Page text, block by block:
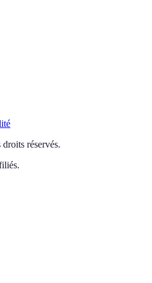
droits réservés.